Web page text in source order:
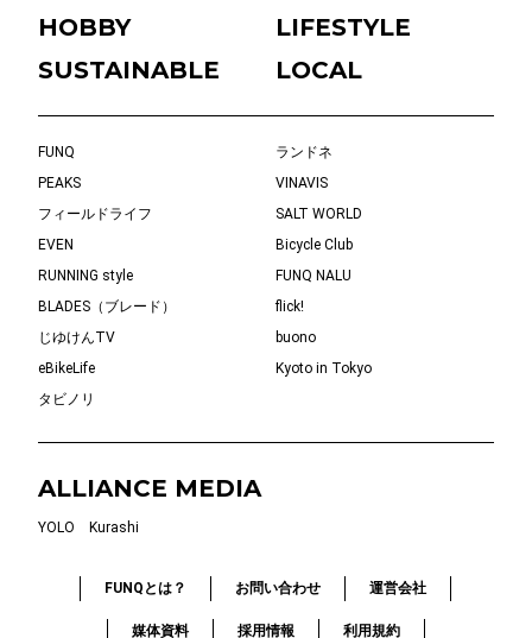
HOBBY
LIFESTYLE
SUSTAINABLE
LOCAL
FUNQ
ランドネ
PEAKS
VINAVIS
フィールドライフ
SALT WORLD
EVEN
Bicycle Club
RUNNING style
FUNQ NALU
BLADES（ブレード）
flick!
じゆけんTV
buono
eBikeLife
Kyoto in Tokyo
タビノリ
ALLIANCE MEDIA
YOLO Kurashi
FUNQとは？ お問い合わせ 運営会社
媒体資料 採用情報 利用規約